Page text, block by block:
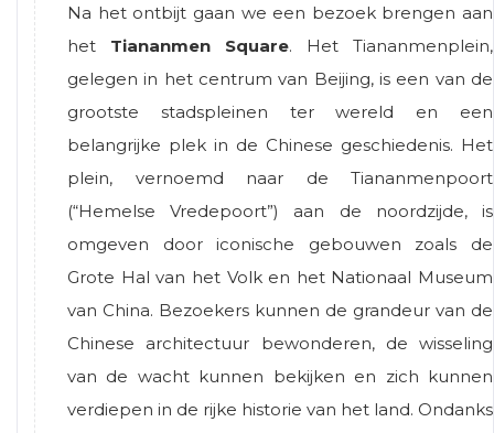
Na het ontbijt gaan we een bezoek brengen aan
het Tiananmen Square. Het Tiananmenplein,
gelegen in het centrum van Beijing, is een van de
grootste stadspleinen ter wereld en een
belangrijke plek in de Chinese geschiedenis. Het
plein, vernoemd naar de Tiananmenpoort
(“Hemelse Vredepoort”) aan de noordzijde, is
omgeven door iconische gebouwen zoals de
Grote Hal van het Volk en het Nationaal Museum
van China. Bezoekers kunnen de grandeur van de
Chinese architectuur bewonderen, de wisseling
van de wacht kunnen bekijken en zich kunnen
verdiepen in de rijke historie van het land. Ondanks